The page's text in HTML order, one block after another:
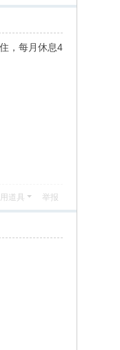
，每月休息4
道具 举报